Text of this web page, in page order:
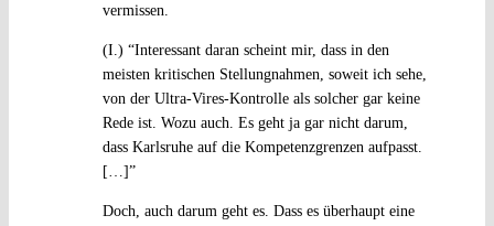
vermissen.
(I.) “Interessant daran scheint mir, dass in den
meisten kritischen Stellungnahmen, soweit ich sehe,
von der Ultra-Vires-Kontrolle als solcher gar keine
Rede ist. Wozu auch. Es geht ja gar nicht darum,
dass Karlsruhe auf die Kompetenzgrenzen aufpasst.
[…]”
Doch, auch darum geht es. Dass es überhaupt eine